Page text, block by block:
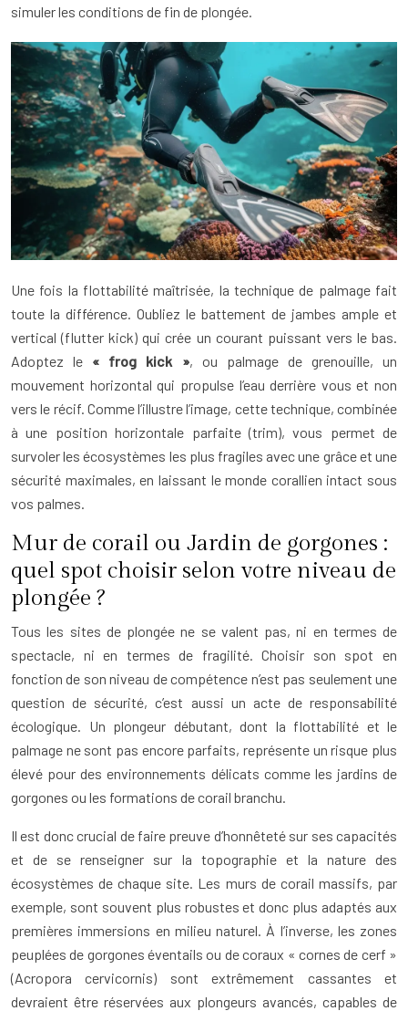
simuler les conditions de fin de plongée.
Une fois la flottabilité maîtrisée, la technique de palmage fait
toute la différence. Oubliez le battement de jambes ample et
vertical (flutter kick) qui crée un courant puissant vers le bas.
Adoptez le « frog kick », ou palmage de grenouille, un
mouvement horizontal qui propulse l’eau derrière vous et non
vers le récif. Comme l’illustre l’image, cette technique, combinée
à une position horizontale parfaite (trim), vous permet de
survoler les écosystèmes les plus fragiles avec une grâce et une
sécurité maximales, en laissant le monde corallien intact sous
vos palmes.
Mur de corail ou Jardin de gorgones :
quel spot choisir selon votre niveau de
plongée ?
Tous les sites de plongée ne se valent pas, ni en termes de
spectacle, ni en termes de fragilité. Choisir son spot en
fonction de son niveau de compétence n’est pas seulement une
question de sécurité, c’est aussi un acte de responsabilité
écologique. Un plongeur débutant, dont la flottabilité et le
palmage ne sont pas encore parfaits, représente un risque plus
élevé pour des environnements délicats comme les jardins de
gorgones ou les formations de corail branchu.
Il est donc crucial de faire preuve d’honnêteté sur ses capacités
et de se renseigner sur la topographie et la nature des
écosystèmes de chaque site. Les murs de corail massifs, par
exemple, sont souvent plus robustes et donc plus adaptés aux
premières immersions en milieu naturel. À l’inverse, les zones
peuplées de gorgones éventails ou de coraux « cornes de cerf »
(Acropora cervicornis) sont extrêmement cassantes et
devraient être réservées aux plongeurs avancés, capables de